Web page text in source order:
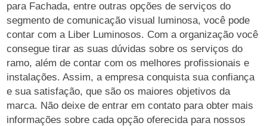
para Fachada, entre outras opções de serviços do
segmento de comunicação visual luminosa, você pode
contar com a Liber Luminosos. Com a organização você
consegue tirar as suas dúvidas sobre os serviços do
ramo, além de contar com os melhores profissionais e
instalações. Assim, a empresa conquista sua confiança
e sua satisfação, que são os maiores objetivos da
marca. Não deixe de entrar em contato para obter mais
informações sobre cada opção oferecida para nossos